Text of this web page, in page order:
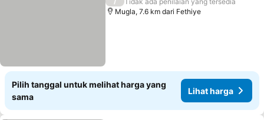
Mugla, 7.6 km dari Fethiye
Pilih tanggal untuk melihat harga yang
sama
Lihat harga